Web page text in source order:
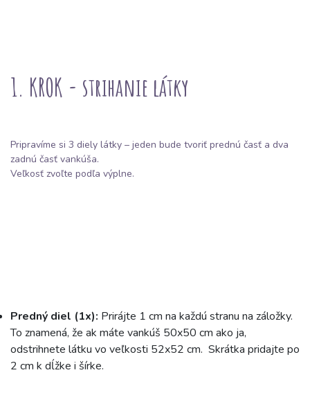
1. KROK - strihanie látky
Pripravíme si 3 diely látky – jeden bude tvoriť prednú časť a dva
zadnú časť vankúša.
Veľkosť zvoľte podľa výplne.
Predný diel (1x): Prirájte 1 cm na každú stranu na záložky.
To znamená, že ak máte vankúš 50x50 cm ako ja,
odstrihnete látku vo veľkosti 52x52 cm. Skrátka pridajte po
2 cm k dĺžke i šírke.